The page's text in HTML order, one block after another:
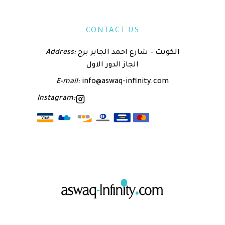
CONTACT US
Address:الكويت – شارع احمد الجابر برج
الجاز الدور الاول
E-mail:info@aswaq-infinity.com
Instagram: